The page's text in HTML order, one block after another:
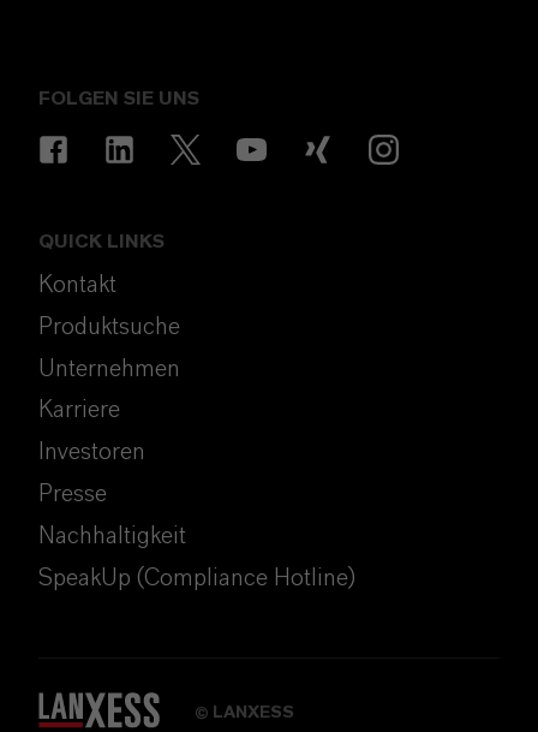
FOLGEN SIE UNS
QUICK LINKS
Kontakt
Produktsuche
Unternehmen
Karriere
Investoren
Presse
Nachhaltigkeit
SpeakUp (Compliance Hotline)
© LANXESS